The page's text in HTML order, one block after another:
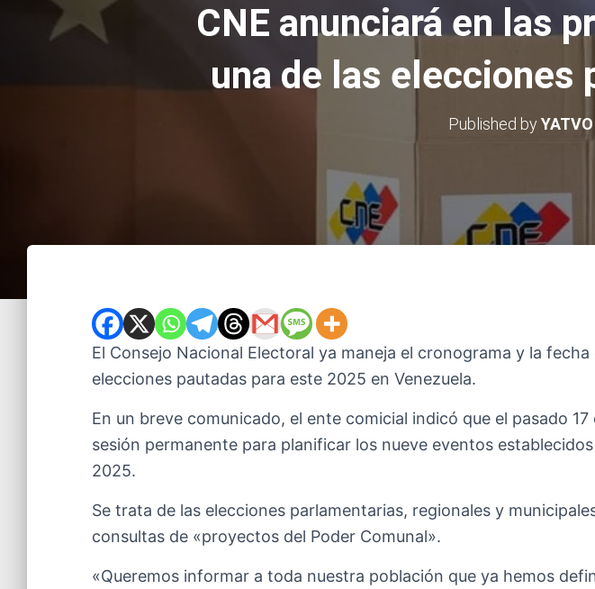
CNE anunciará en las
una de las elecciones
Published by YATVO
El Consejo Nacional Electoral ya maneja el cronograma y la fecha
elecciones pautadas para este 2025 en Venezuela.
En un breve comunicado, el ente comicial indicó que el pasado
sesión permanente para planificar los nueve eventos
2025.
Se trata de las elecciones parlamentarias, regionales y
consultas de «proyectos del Poder Comunal».
«Queremos informar a toda nuestra población que ya hemos